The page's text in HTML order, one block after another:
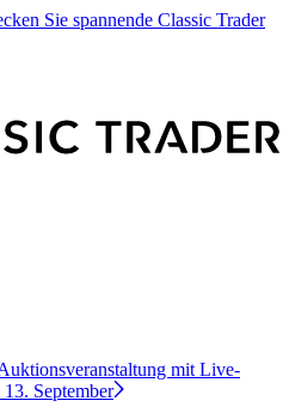
Sie spannende Classic Trader
mit Live-
September